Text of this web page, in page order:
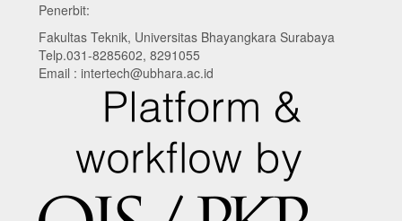
Penerbit:
Fakultas Teknik, Universitas Bhayangkara Surabaya
Telp.031-8285602, 8291055
Email : intertech@ubhara.ac.id